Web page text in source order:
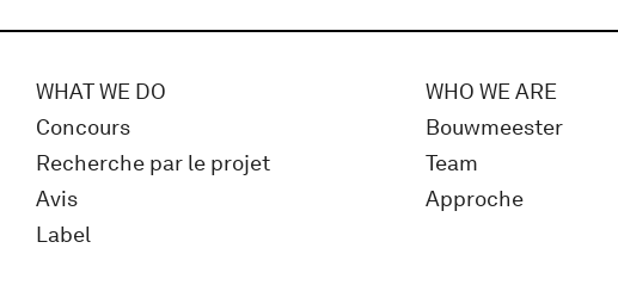
WHAT WE DO
Concours
Recherche par le projet
Avis
Label
WHO WE ARE
Bouwmeester
Team
Approche